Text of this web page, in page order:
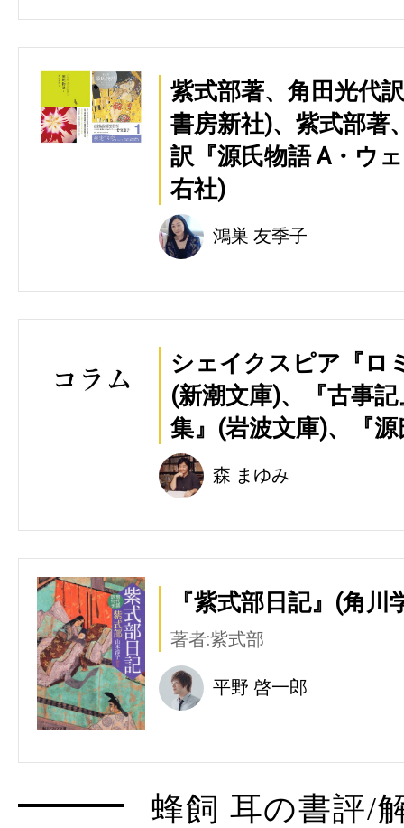
紫式部著、角田光代
書房新社)、紫式部著
訳『源氏物語 A・ウ
右社)
鴻巣 友季子
シェイクスピア『ロ
(新潮文庫)、『古事
集』(岩波文庫)、『
森 まゆみ
『紫式部日記』(角川
著者:紫式部
平野 啓一郎
蜂飼 耳の書評/